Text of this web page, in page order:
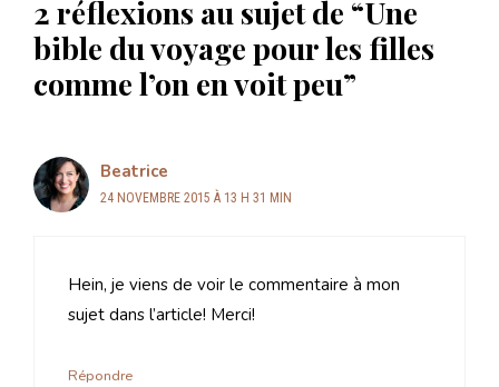
2 réflexions au sujet de “Une
bible du voyage pour les filles
comme l’on en voit peu”
Beatrice
24 NOVEMBRE 2015 À 13 H 31 MIN
Hein, je viens de voir le commentaire à mon
sujet dans l’article! Merci!
Répondre